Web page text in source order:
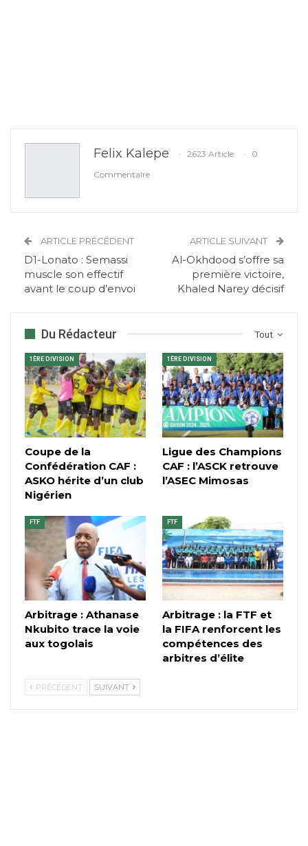
Felix Kalepe 2623 Article
0
Commentaire
ARTICLE PRÉCÉDENT
D1-Lonato : Semassi
muscle son effectif
avant le coup d’envoi
ARTICLE SUIVANT
Al-Okhdood s’offre sa
première victoire,
Khaled Narey décisif
Tout
Du Rédacteur
1ÈRE DIVISION
Coupe de la
Confédération CAF :
ASKO hérite d’un club
Nigérien
1ÈRE DIVISION
Ligue des Champions
CAF : l’ASCK retrouve
l’ASEC Mimosas
FTF
Arbitrage : Athanase
Nkubito trace la voie
aux togolais
FTF
Arbitrage : la FTF et
la FIFA renforcent les
compétences des
arbitres d’élite
PRÉCÉDENT SUIVANT